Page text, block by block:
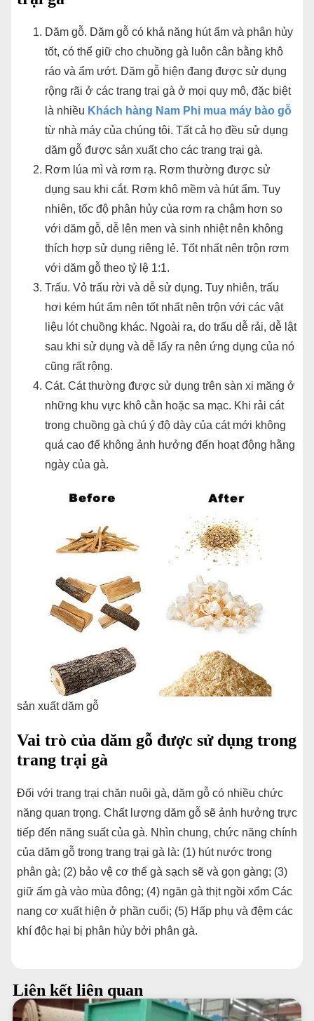
Dăm gỗ. Dăm gỗ có khả năng hút ẩm và phân hủy
tốt, có thể giữ cho chuồng gà luôn cân bằng khô
ráo và ẩm ướt. Dăm gỗ hiện đang được sử dụng
rộng rãi ở các trang trại gà ở mọi quy mô, đặc biệt
là nhiều Khách hàng Nam Phi mua máy bào gỗ
từ nhà máy của chúng tôi. Tất cả họ đều sử dụng
dăm gỗ được sản xuất cho các trang trại gà.
Rơm lúa mì và rơm rạ. Rơm thường được sử
dụng sau khi cắt. Rơm khô mềm và hút ẩm. Tuy
nhiên, tốc độ phân hủy của rơm rạ chậm hơn so
với dăm gỗ, dễ lên men và sinh nhiệt nên không
thích hợp sử dụng riêng lẻ. Tốt nhất nên trộn rơm
với dăm gỗ theo tỷ lệ 1:1.
Trấu. Vỏ trấu rời và dễ sử dụng. Tuy nhiên, trấu
hơi kém hút ẩm nên tốt nhất nên trộn với các vật
liệu lót chuồng khác. Ngoài ra, do trấu dễ rải, dễ lật
sau khi sử dụng và dễ lấy ra nên ứng dụng của nó
cũng rất rộng.
Cát. Cát thường được sử dụng trên sàn xi măng ở
những khu vực khô cằn hoặc sa mạc. Khi rải cát
trong chuồng gà chú ý độ dày của cát mới không
quá cao để không ảnh hưởng đến hoạt động hằng
ngày của gà.
sản xuất dăm gỗ
Vai trò của dăm gỗ được sử dụng trong
trang trại gà
Đối với trang trại chăn nuôi gà, dăm gỗ có nhiều chức
năng quan trọng. Chất lượng dăm gỗ sẽ ảnh hưởng trực
tiếp đến năng suất của gà. Nhìn chung, chức năng chính
của dăm gỗ trong trang trại gà là: (1) hút nước trong
phân gà; (2) bảo vệ cơ thể gà sạch sẽ và gọn gàng; (3)
giữ ấm gà vào mùa đông; (4) ngăn gà thịt ngồi xổm Các
nang cơ xuất hiện ở phần cuối; (5) Hấp phụ và đệm các
khí độc hại bị phân hủy bởi phân gà.
Liên kết liên quan